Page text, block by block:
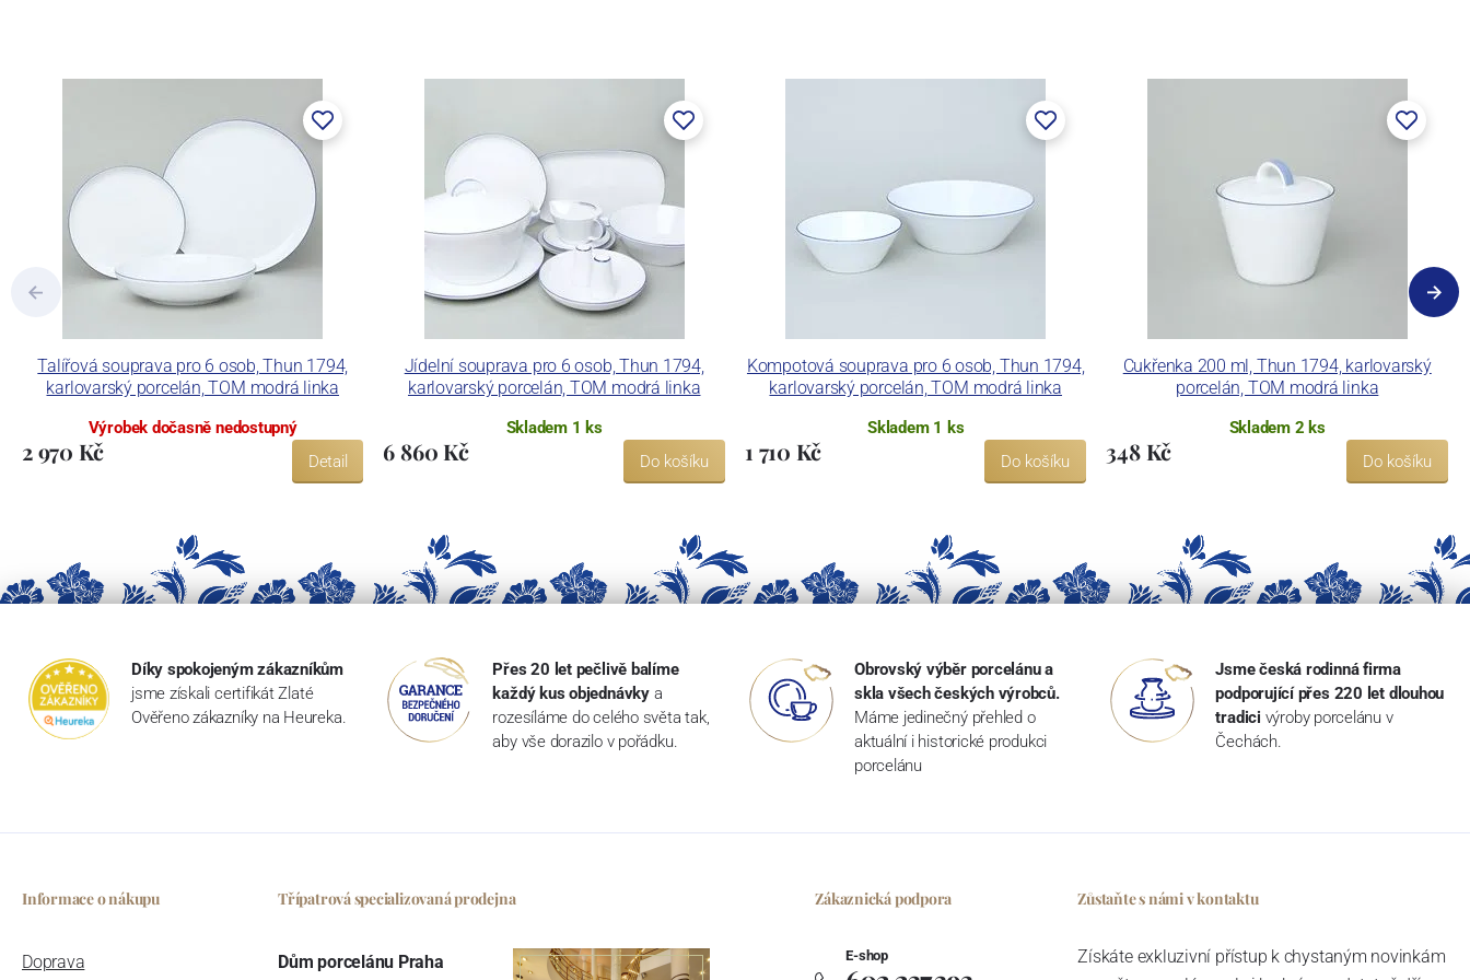
a.s. včetně ochranné známky a technologických zařízení. Závod je vybaven zařízením na výrobu
tlakového lití, moderními komorovými pecemi a vtavnou dekorační pecí. Závod je schopen
dekorovat své výrobky pomocí klasických dekoračních technik.
Concordia Lesov používá ochrannou známku LC a Thun Hotel & Restaurant.
Talířová souprava pro 6 osob, Thun 1794,
karlovarský porcelán, TOM modrá linka
Výrobek dočasně nedostupný
2 970 Kč Detail
Jídelní souprava pro 6 osob, Thun 1794,
karlovarský porcelán, TOM modrá linka
Skladem 1 ks
6 860 Kč Do košíku
Kompotová souprava pro 6 osob, Thun 1794,
karlovarský porcelán, TOM modrá linka
Skladem 1 ks
1 710 Kč Do košíku
Cukřenka 200 ml, Thun 1794, karlovarský
porcelán, TOM modrá linka
Skladem 2 ks
348 Kč Do košíku
Díky spokojeným zákazníkům
jsme získali certifikát Zlaté
Ověřeno zákazníky na Heureka.
Přes 20 let pečlivě balíme
každý kus objednávky a
rozesíláme do celého světa tak,
aby vše dorazilo v pořádku.
Obrovský výběr porcelánu a
skla všech českých výrobců.
Máme jedinečný přehled o
aktuální i historické produkci
porcelánu
Jsme česká rodinná firma
podporující přes 220 let dlouhou
tradici výroby porcelánu v
Čechách.
Informace o nákupu
Doprava
Třípatrová specializovaná prodejna
Dům porcelánu Praha
Zákaznická podpora
E-shop
Zůstaňte s námi v kontaktu
Získáte exkluzivní přístup k chystaným novinkám